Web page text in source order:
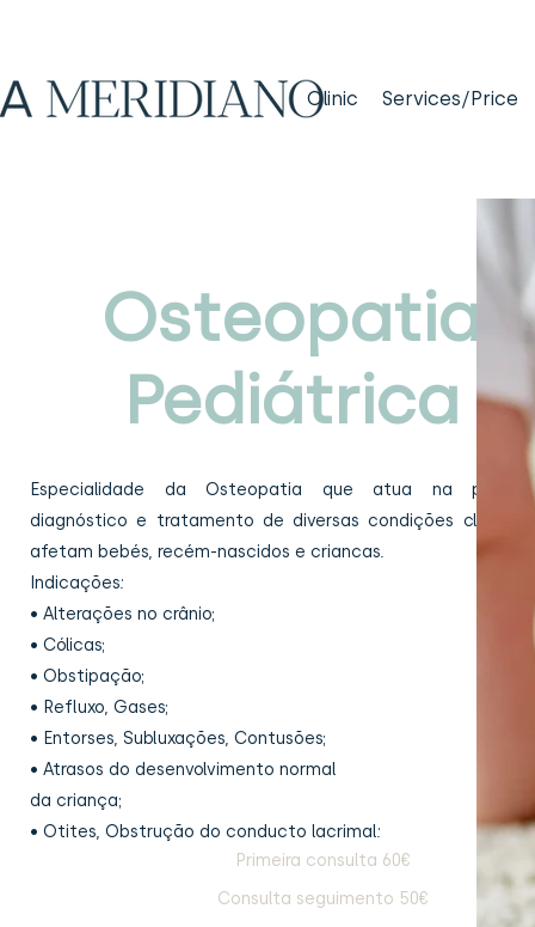
Clinic Services/Price
Osteopatia
Pediátrica
Especialidade da Osteopatia que atua na
diagnóstico e tratamento de diversas condições clínicas
afetam bebés, recém-nascidos e criancas.
Indicações:
• Alterações no crânio;
• Cólicas;
• Obstipação;
• Refluxo, Gases;
• Entorses, Subluxações, Contusões;
• Atrasos do desenvolvimento normal
da criança;
• Otites, Obstrução do conducto lacrimal:
Primeira consulta 60€
Consulta seguimento 50€